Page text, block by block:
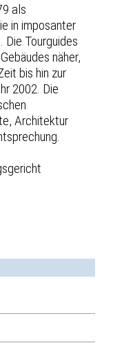
als
in imposanter
Tourguides
näher,
bis hin zur
2002. Die
Architektur